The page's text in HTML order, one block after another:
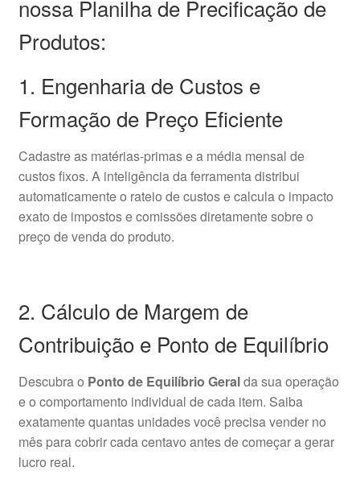
nossa Planilha de Precificação de
Produtos:
1. Engenharia de Custos e
Formação de Preço Eficiente
Cadastre as matérias-primas e a média mensal de
custos fixos. A inteligência da ferramenta distribui
automaticamente o rateio de custos e calcula o impacto
exato de impostos e comissões diretamente sobre o
preço de venda do produto.
2. Cálculo de Margem de
Contribuição e Ponto de Equilíbrio
Descubra o Ponto de Equilíbrio Geralda sua operação
e o comportamento individual de cada item. Saiba
exatamente quantas unidades você precisa vender no
mês para cobrir cada centavo antes de começar a gerar
lucro real.